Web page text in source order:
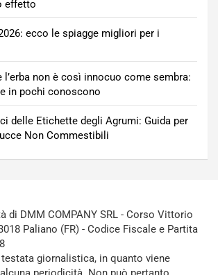
effetto
ecco le spiagge migliori per i
l’erba non è così innocuo come sembra:
in pochi conoscono
delle Etichette degli Agrumi: Guida per
Non Commestibili
di DMM COMPANY SRL - Corso Vittorio
Paliano (FR) - Codice Fiscale e Partita
giornalistica, in quanto viene